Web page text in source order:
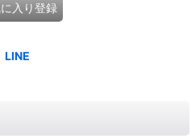
入り登録